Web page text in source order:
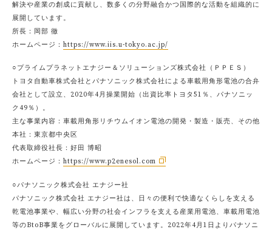
解決や産業の創成に貢献し、数多くの分野融合かつ国際的な活動を組織的に
展開しています。
所長：岡部 徹
ホームページ： https://www.iis.u-tokyo.ac.jp/
○プライムプラネットエナジー＆ソリューションズ株式会社（ＰＰＥＳ）
トヨタ自動車株式会社とパナソニック株式会社による車載用角形電池の合弁
会社として設立、2020年4月操業開始（出資比率トヨタ51％、パナソニッ
ク49％）。
主な事業内容：車載用角形リチウムイオン電池の開発・製造・販売、その他
本社：東京都中央区
代表取締役社長：好田 博昭
ホームページ： https://www.p2enesol.com
○パナソニック株式会社 エナジー社
パナソニック株式会社 エナジー社は、日々の便利で快適なくらしを支える
乾電池事業や、幅広い分野の社会インフラを支える産業用電池、車載用電池
等のBtoB事業をグローバルに展開しています。2022年4月1日よりパナソニ